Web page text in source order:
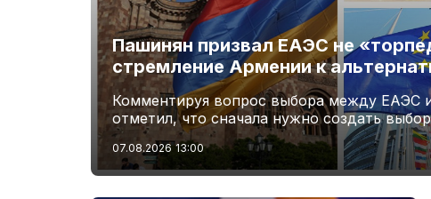
Пашинян призвал ЕАЭС не
стремление Армении к
Комментируя вопрос выбора между ЕАЭС
отметил, что сначала нужно создать выбор
07.08.2026 13:00